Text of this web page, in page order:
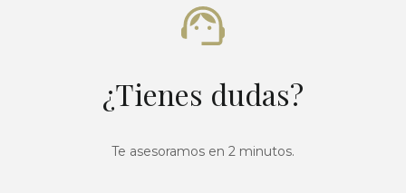
¿Tienes dudas?
Te asesoramos en 2 minutos.